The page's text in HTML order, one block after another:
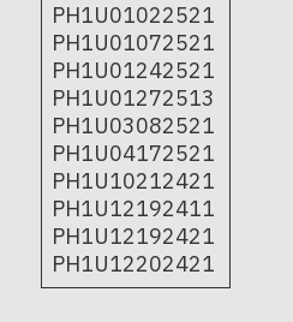
PH1U01022521
PH1U01072521
PH1U01242521
PH1U01272513
PH1U03082521
PH1U04172521
PH1U10212421
PH1U12192411
PH1U12192421
PH1U12202421